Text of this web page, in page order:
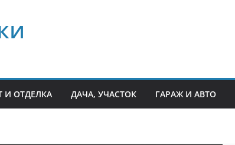
И ОТДЕЛКА ДАЧА, УЧАСТОК ГАРАЖ И АВТО